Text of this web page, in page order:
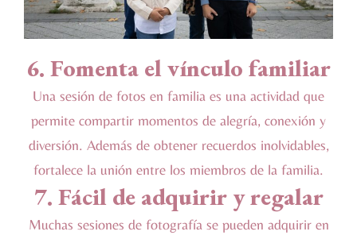
6. Fomenta el vínculo familiar
Una sesión de fotos en familia es una actividad que
permite compartir momentos de alegría, conexión y
diversión. Además de obtener recuerdos inolvidables,
fortalece la unión entre los miembros de la familia.
7. Fácil de adquirir y regalar
Muchas sesiones de fotografía se pueden adquirir en